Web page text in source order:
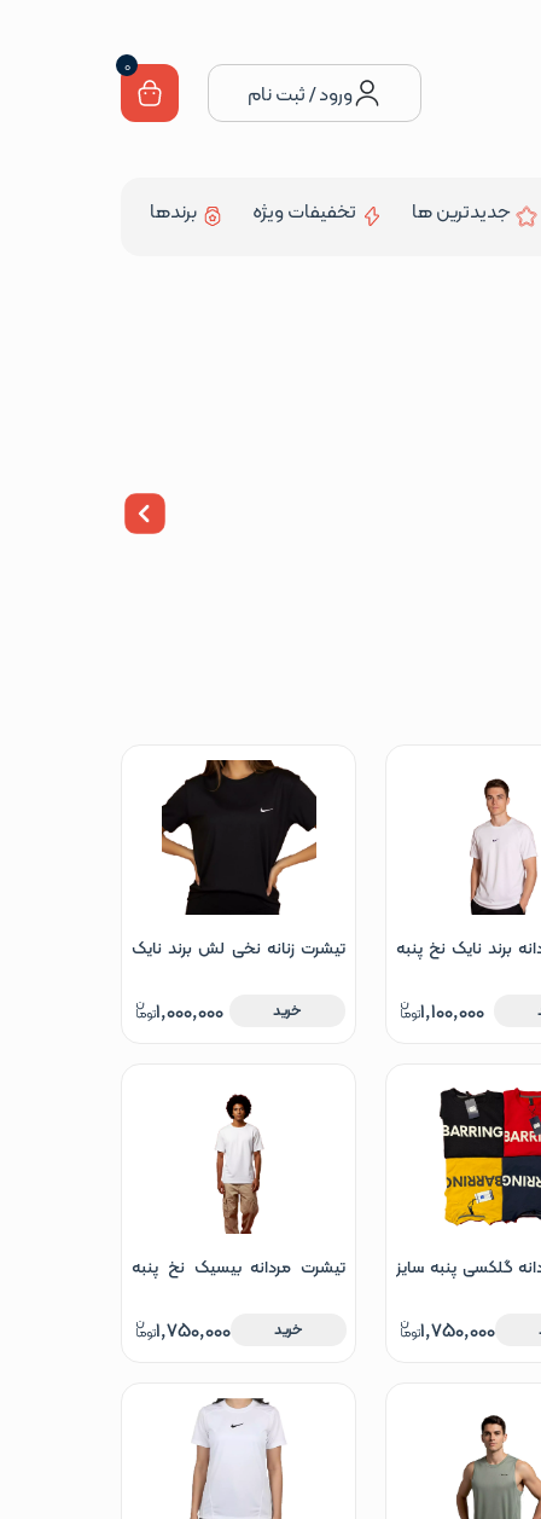
ورود / ثبت نام
0
جدیدترین ها تخفیفات ویژه برندها
برند نایک نخ پنبه
1,100,000
تیشرت زنانه نخی لش برند نایک
خرید 1,000,000
گلکسی پنبه سایز
1,750,000
تیشرت مردانه بیسیک نخ پنبه
خرید 1,750,000